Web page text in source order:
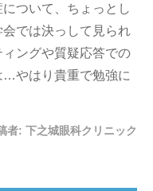
ついて、ちょっとし
では決っして見られ
ングや質疑応答での
…やはり貴重で勉強に
者: 下之城眼科クリニック